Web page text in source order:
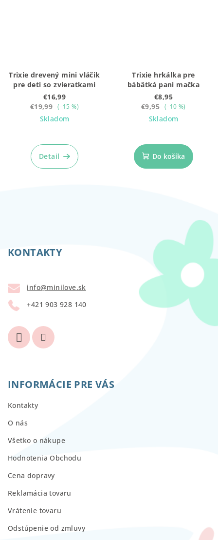
Trixie drevený mini vláčik
pre deti so zvieratkami
€16,99
€19,99 (–15 %)
Skladom
Detail
Trixie hrkálka pre
bábätká pani mačka
€8,95
€9,95 (–10 %)
Skladom
Do košíka
KONTAKTY
info@minilove.sk
+421 903 928 140
INFORMÁCIE PRE VÁS
Kontakty
O nás
Všetko o nákupe
Hodnotenia Obchodu
Cena dopravy
Reklamácia tovaru
Vrátenie tovaru
Odstúpenie od zmluvy